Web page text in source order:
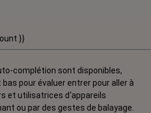
}}
complétion sont disponibles,
pour évaluer entrer pour aller à
et utilisatrices d‘appareils
ou par des gestes de balayage.